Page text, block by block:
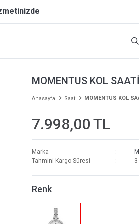
MOMENTUS KOL
Anasayfa Saat MOMENTUS KOL
7.998,00 TL
Marka
Tahmini Kargo Süresi
Renk